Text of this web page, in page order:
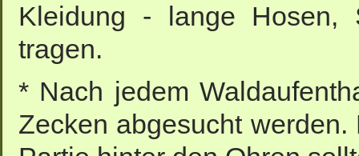
Kleidung - lange Hosen,
tragen.
* Nach jedem
Zecken abgesucht